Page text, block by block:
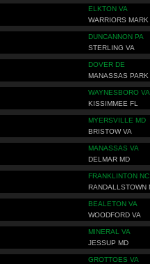
ELKTON VA
WARRIORS MARK
DUNCANNON PA
STERLING VA
DOVER DE
MANASSAS PARK
WAYNESBORO VA
KISSIMMEE FL
MYERSVILLE MD
BRISTOW VA
MANASSAS VA
DELMAR MD
FRANKLINTON NC
RANDALLSTOWN
BEALETON VA
WOODFORD VA
MINERAL VA
JESSUP MD
GROTTOES VA